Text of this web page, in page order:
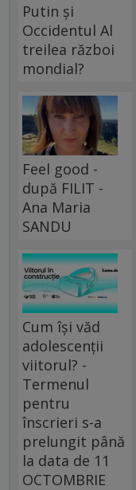
Putin și
Occidentul Al
treilea război
mondial?
Feel good -
după FILIT -
Ana Maria
SANDU
Cum își văd
adolescenții
viitorul? -
Termenul
pentru
înscrieri s-a
prelungit până
la data de 11
OCTOMBRIE